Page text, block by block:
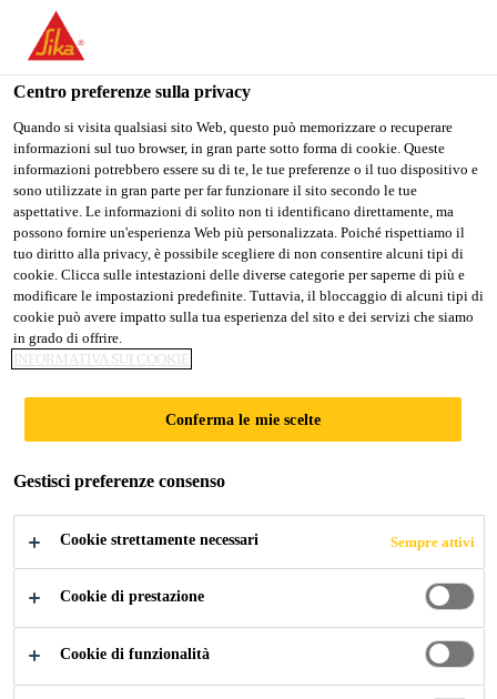
Stai visitando il sito web della "Sika Schweiz AG", sembra che si
stia accedendo da "Stati Uniti". Esiste un sito web separato per il
vostro paese.
PASSARE A
SIKA USA
RIMANERE SIKA
SCHWEIZ AG
SELEZIONARE
IL PAESE
Sika Schweiz AG
55 HUDSON
YARDS
2018 NEW YORK, USA
Centro preferenze sulla privacy
Quando si visita qualsiasi sito Web, questo può memorizzare o recuperare
informazioni sul tuo browser, in gran parte sotto forma di cookie. Queste
informazioni potrebbero essere su di te, le tue preferenze o il tuo dispositivo e
sono utilizzate in gran parte per far funzionare il sito secondo le tue
aspettative. Le informazioni di solito non ti identificano direttamente, ma
possono fornire un'esperienza Web più personalizzata. Poiché rispettiamo il
tuo diritto alla privacy, è possibile scegliere di non consentire alcuni tipi di
cookie. Clicca sulle intestazioni delle diverse categorie per saperne di più e
modificare le impostazioni predefinite. Tuttavia, il bloccaggio di alcuni tipi di
cookie può avere impatto sulla tua esperienza del sito e dei servizi che siamo
in grado di offrire.
INFORMATIVA SUI COOKIE
Conferma le mie scelte
Gestisci preferenze consenso
Cookie strettamente necessari Sempre attivi
Cookie di prestazione
Cookie di funzionalità